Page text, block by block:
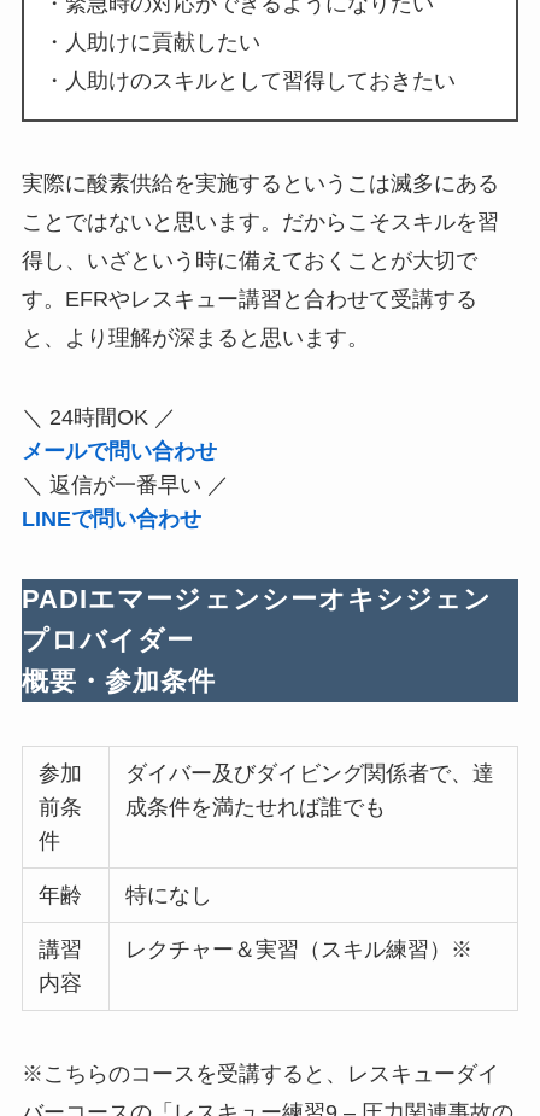
・人助けに貢献したい
・人助けのスキルとして習得しておきたい
実際に酸素供給を実施するというこは滅多にある
ことではないと思います。だからこそスキルを習
得し、いざという時に備えておくことが大切で
す。EFRやレスキュー講習と合わせて受講する
と、より理解が深まると思います。
＼ 24時間OK ／
メールで問い合わせ
＼ 返信が一番早い ／
LINEで問い合わせ
PADIエマージェンシーオキシジェン
プロバイダー
概要・参加条件
参加
前条
件
ダイバー及びダイビング関係者で、達
成条件を満たせれば誰でも
年齢 特になし
講習
内容
レクチャー＆実習（スキル練習）※
※こちらのコースを受講すると、レスキューダイ